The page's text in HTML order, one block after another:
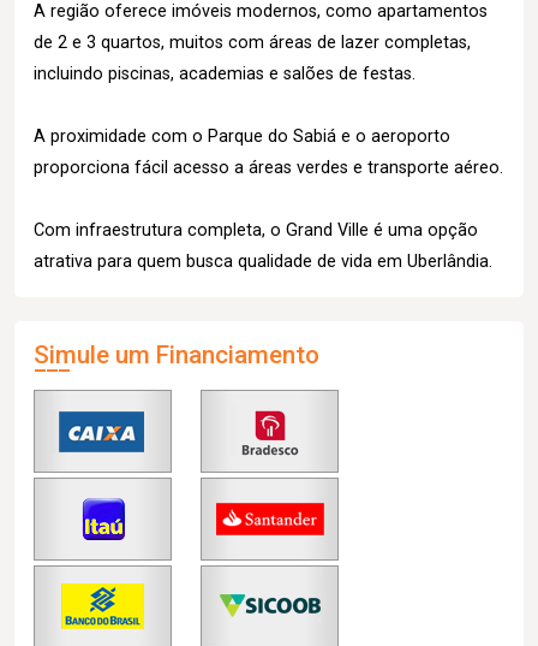
A região oferece imóveis modernos, como apartamentos
de 2 e 3 quartos, muitos com áreas de lazer completas,
incluindo piscinas, academias e salões de festas.
A proximidade com o Parque do Sabiá e o aeroporto
proporciona fácil acesso a áreas verdes e transporte aéreo.
Com infraestrutura completa, o Grand Ville é uma opção
atrativa para quem busca qualidade de vida em Uberlândia.
Simule um Financiamento